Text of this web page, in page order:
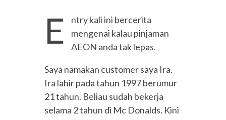
E
ntry kali ini bercerita
mengenai kalau pinjaman
AEON anda tak lepas.
Saya namakan customer saya Ira.
Ira lahir pada tahun 1997 berumur
21 tahun. Beliau sudah bekerja
selama 2 tahun di Mc Donalds. Kini